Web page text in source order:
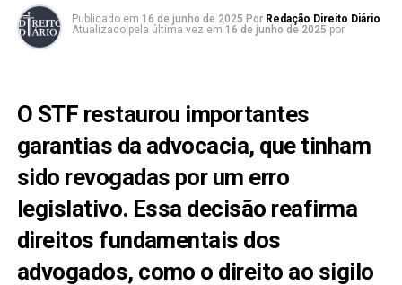
Publicado em 16 de junho de 2025 Por Redação Direito Diário
Atualizado pela última vez em 16 de junho de 2025 por
O STF restaurou importantes
garantias da advocacia, que tinham
sido revogadas por um erro
legislativo. Essa decisão reafirma
direitos fundamentais dos
advogados, como o direito ao sigilo